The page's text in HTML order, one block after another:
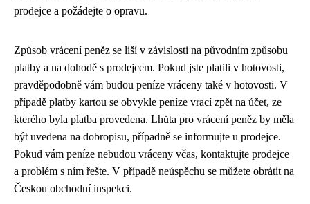
prodejce a požádejte o opravu.
Způsob vrácení peněz se liší v závislosti na původním způsobu
platby a na dohodě s prodejcem. Pokud jste platili v hotovosti,
pravděpodobně vám budou peníze vráceny také v hotovosti. V
případě platby kartou se obvykle peníze vrací zpět na účet, ze
kterého byla platba provedena. Lhůta pro vrácení peněz by měla
být uvedena na dobropisu, případně se informujte u prodejce.
Pokud vám peníze nebudou vráceny včas, kontaktujte prodejce
a problém s ním řešte. V případě neúspěchu se můžete obrátit na
Českou obchodní inspekci.